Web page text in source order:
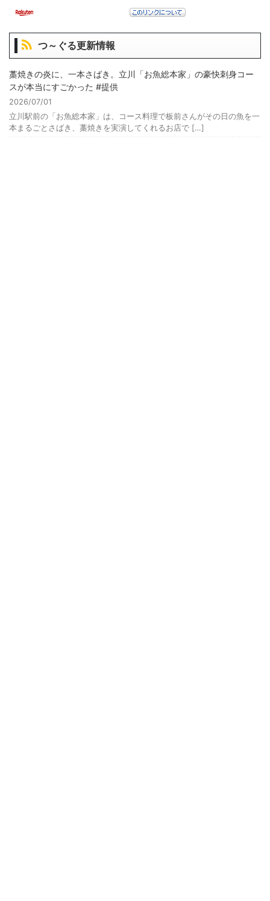
つ～ぐる更新情報
藁焼きの炎に、一本さばき。立川「お魚総本家」の豪快刺身コー
スが本当にすごかった #提供
2026/07/01
立川駅前の「お魚総本家」は、コース料理で板前さんがその日の魚を一
本まるごとさばき、藁焼きを実演してくれるお店で […]